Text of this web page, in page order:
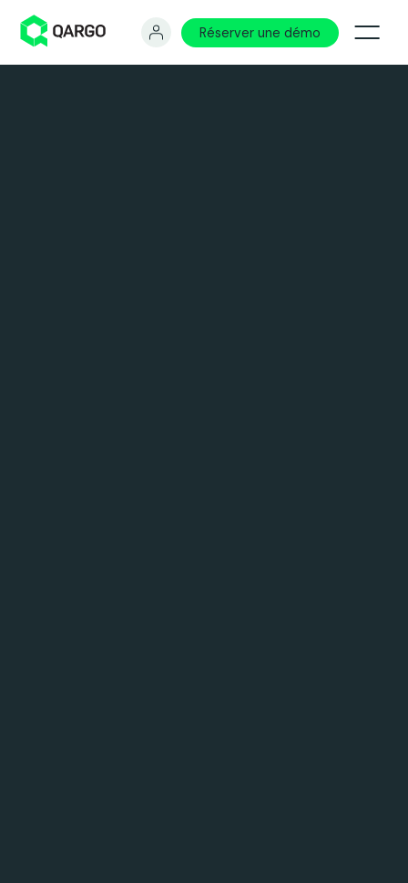
Réserver une démo